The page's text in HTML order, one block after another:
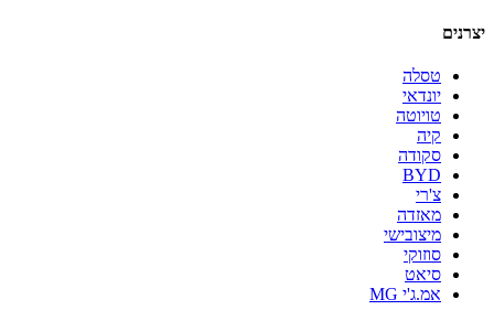
יצרנים
טסלה
יונדאי
טויוטה
קיה
סקודה
BYD
צ'רי
מאזדה
מיצובישי
סוזוקי
סיאט
אמ.ג'י MG